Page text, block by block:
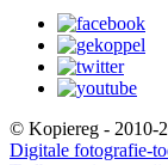
© Kopiereg - 2010-
Digitale fotografie-